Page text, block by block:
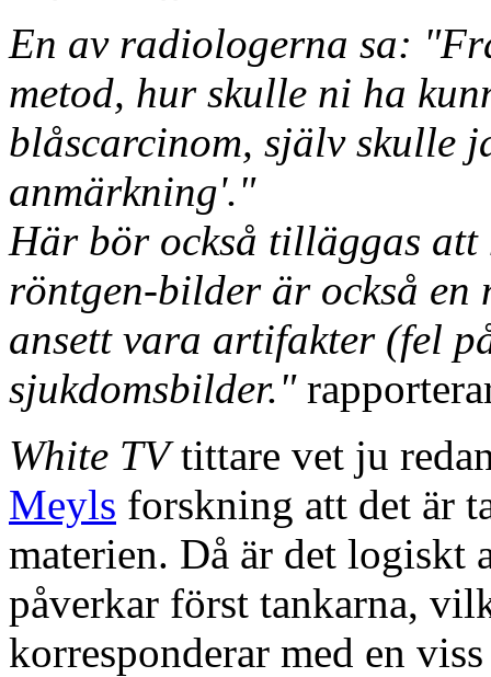
En av radiologerna sa:
metod, hur skulle ni ha
blåscarcinom, själv skulle
anmärkning'."
Här bör också tilläggas att
röntgen-bilder är också en
ansett vara artifakter (fel
sjukdomsbilder."
White TVtittare vet ju
Meyls forskning att det är
materien. Då är det logiskt
påverkar först tankarna,
korresponderar med en